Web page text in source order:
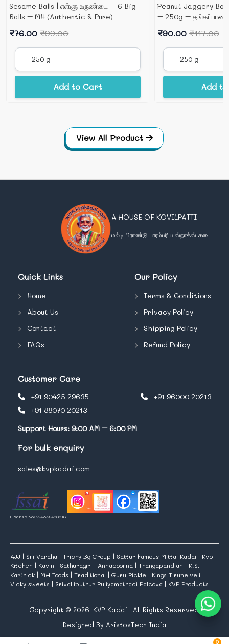
Sesame Balls | எள்ளு உருண்டை – 6 Big
Balls – MH (Authentic & Pure)
₹76.00 ₹99.00
Add to Cart
Peanut Jaggery
– 250g –
₹90.00 ₹117.00
Add
View All Product
A HOUSE OF KOVILPATTI
மல்டி-பிராண்டு பாரம்பரிய ஸ்நாக்ஸ் கடை
Quick Links
Home
About Us
Contact
FAQs
Our Policy
Terms & Conditions
Privacy Policy
Shipping Policy
Refund Policy
Customer Care
+91 90425 29635
+91 96000 20213
+91 88070 20213
Support Hours: 9:00 AM – 6:00 PM
For bulk enquiry
sales@kvpkadai.com
License No: 22422294000163
AJJ | Sri Varaha | Trichy Bg Group | Sattur Famous Mittai Kadai | Kvp
Kitchen | Kavin | Sathuragiri | Annapoorna | Thangapandian | K.S.
Karthick | MH Foods | Traditional | Guru Pickle | Kings Tirunelveli |
Vicky sweets | Srivalliputhur Puliyamathadi Palcova | KVP Products
Copyright © 2026. KVP Kadai | All Rights Reserved.
Designed By AristosTech India
0